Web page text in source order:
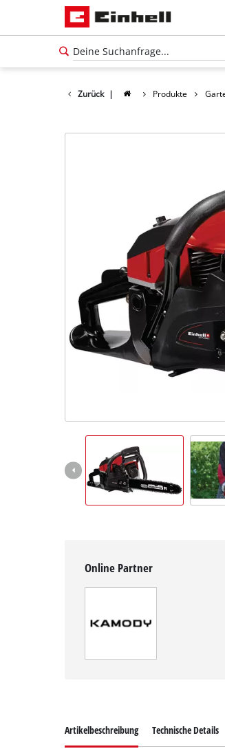
Zurück | Produkte
Online Partner
Artikelbeschreibung Technische Details